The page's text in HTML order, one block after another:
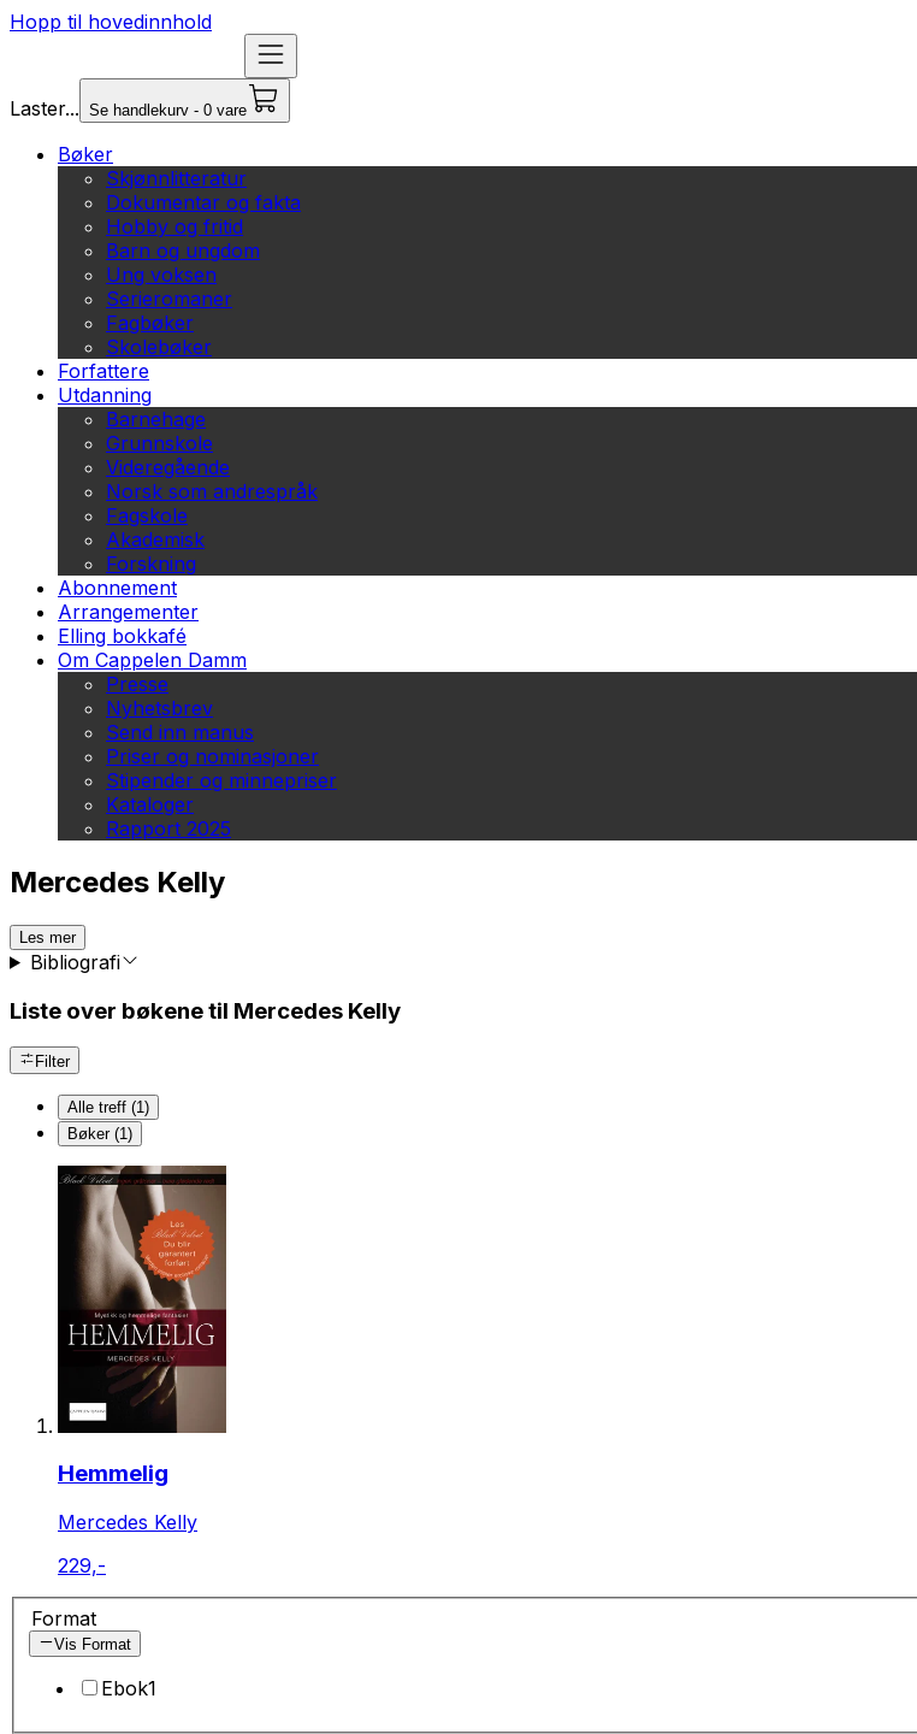
Hopp til hovedinnhold
Laster... Se handlekurv - 0 vare
Bøker
Skjønnlitteratur
Dokumentar og fakta
Hobby og fritid
Barn og ungdom
Ung voksen
Serieromaner
Fagbøker
Skolebøker
Forfattere
Utdanning
Barnehage
Grunnskole
Videregående
Norsk som andrespråk
Fagskole
Akademisk
Forskning
Abonnement
Arrangementer
Elling bokkafé
Om Cappelen Damm
Presse
Nyhetsbrev
Send inn manus
Priser og nominasjoner
Stipender og minnepriser
Kataloger
Rapport 2025
Mercedes Kelly
Les mer
Bibliografi
Liste over bøkene til Mercedes Kelly
Filter
Alle treff (1)
Bøker (1)
Hemmelig
Mercedes Kelly
229,-
Format
Vis Format
Ebok1